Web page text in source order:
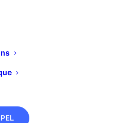
button_padding="14px
savoir